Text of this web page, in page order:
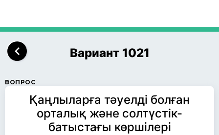
Вариант 1021
ВОПРОС
Қаңлыларға тәуелді болған
орталық және солтүстік-
батыстағы көршілері